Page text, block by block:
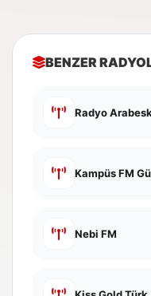
BENZER
Radyo
Kampüs FM
Nebi FM